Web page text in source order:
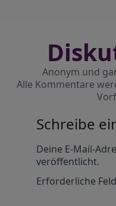
Anonym und
Alle Kommentare
Schreibe
Deine E-Mail-
veröffentlicht.
Erforderliche